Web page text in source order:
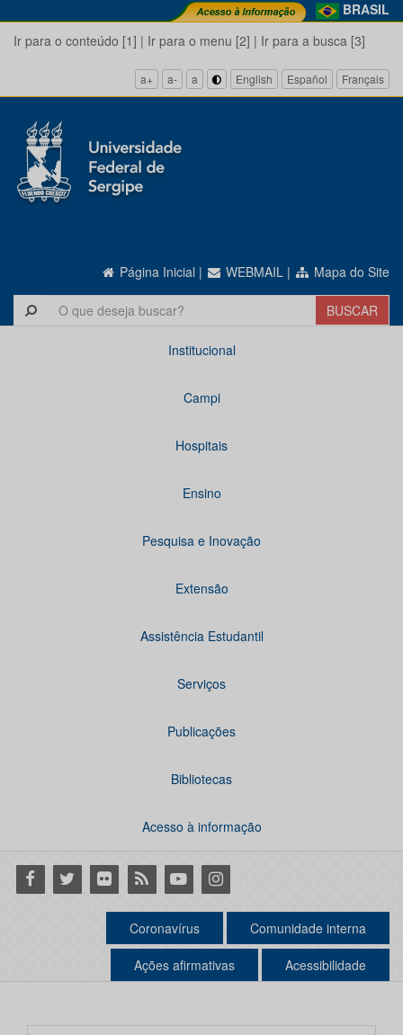
BRASIL
Ir para o conteúdo [1] | Ir para o menu [2] | Ir para a busca [3]
a+ a- a English Español Français
Página Inicial | WEBMAIL | Mapa do Site
Institucional
Campi
Hospitais
Ensino
Pesquisa e Inovação
Extensão
Assistência Estudantil
Serviços
Publicações
Bibliotecas
Acesso à informação
Facebook
Twitter Flickr RSS YoutubeInstagram
Coronavírus Comunidade interna
Ações afirmativas Acessibilidade